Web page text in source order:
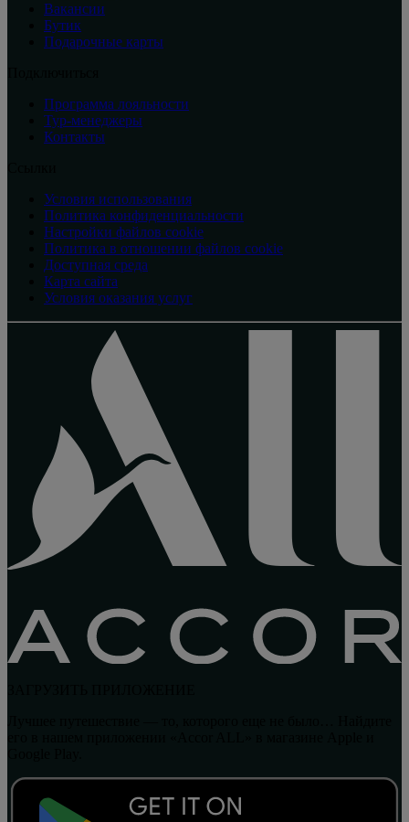
Вакансии
Бутик
Подарочные карты
Программа лояльности
Тур-менеджеры
Контакты
Условия использования
Политика конфиденциальности
Настройки файлов cookie
Политика в отношении файлов cookie
Доступная среда
Карта сайта
Условия оказания услуг